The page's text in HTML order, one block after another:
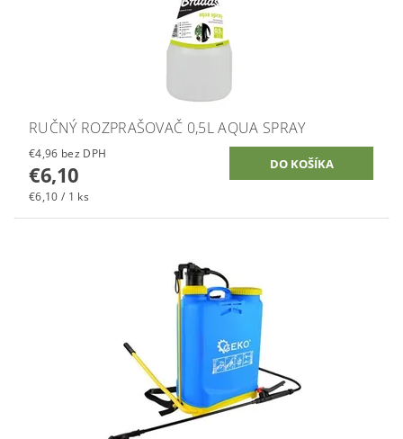
RUČNÝ ROZPRAŠOVAČ 0,5L AQUA SPRAY
€4,96 bez DPH
€6,10
€6,10 / 1 ks